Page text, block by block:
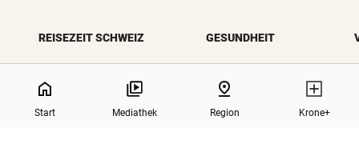
REISEZEIT SCHWEIZ GESUNDHEIT
north
home
Start Mediathek
pin_drop
Region Krone+
NaN%